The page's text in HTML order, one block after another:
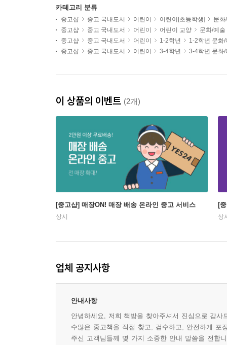
카테고리 분류
중고샵 중고 국내도서 어린이 어린이[초등학생]
문화
중고샵
중고 국내도서 어린이 어린이 교양
문화/예술
중고샵
중고 국내도서 어린이 1-2학년
1-2학년 문화/
중고샵
중고 국내도서 어린이 3-4학년 3-4학년 문화/
이 상품의 이벤트 (2개)
[중고샵] 매장ON! 매장 배송 온라인 중고 서비스
상시
[
상
업체 공지사항
안내사항
안녕하세요, 저희 책방을 찾아주셔서 진심으로 감
수많은 중고책을 직접 찾고, 검수하고, 안전하게
주신 고객님들께 몇 가지 소중한 안내 말씀을 전합